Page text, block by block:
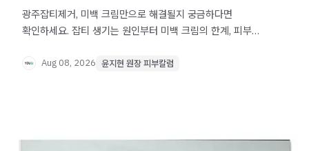
광주잡티제거, 미백 크림만으로 해결될지 궁금하다면
확인하세요. 잡티 생기는 원인부터 미백 크림의 한계, 피부과
Aug 08, 2026 윤지현 원장 피부칼럼